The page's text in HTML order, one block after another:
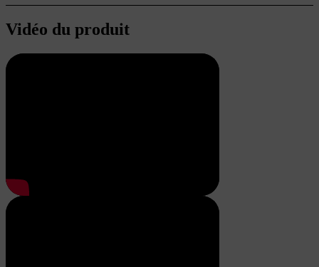
Vidéo du produit